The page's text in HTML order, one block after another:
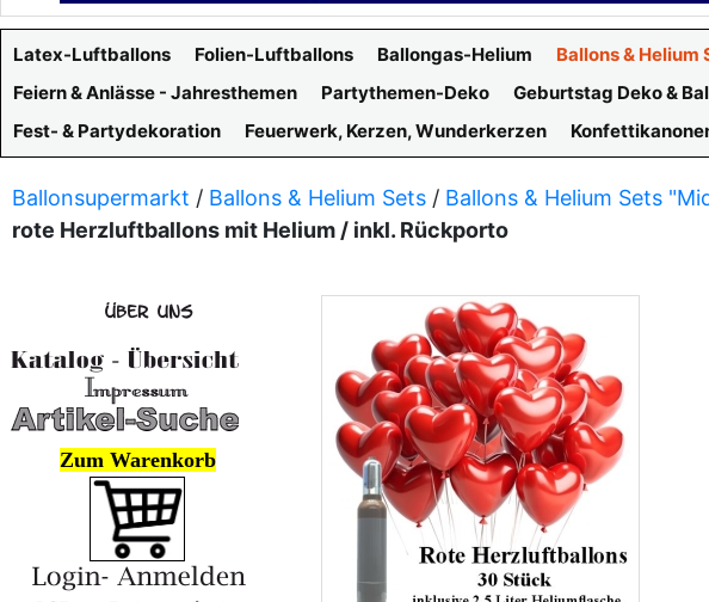
Latex-Luftballons Folien-Luftballons Ballongas-Helium Ballons & Helium
Feiern & Anlässe - Jahresthemen
Partythemen-Deko Geburtstag Deko &
Fest- & Partydekoration
Feuerwerk, Kerzen, Wunderkerzen
Ballonsupermarkt / Ballons & Helium Sets / Ballons & Helium Sets
rote Herzluftballons mit Helium / inkl. Rückporto
Zum Warenkorb